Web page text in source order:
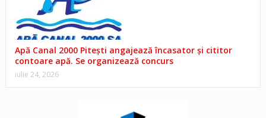
Apă Canal 2000 Pitești angajează încasator și cititor
contoare apă. Se organizează concurs
iulie 24, 2026